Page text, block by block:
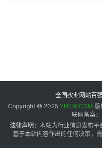
链
产
销
全国农业网站百
Copyright © 2025 YNTW.COM 版
联网备案
法律声明： 本站为行业信息发布平
基于本站内容作出的任何决策，